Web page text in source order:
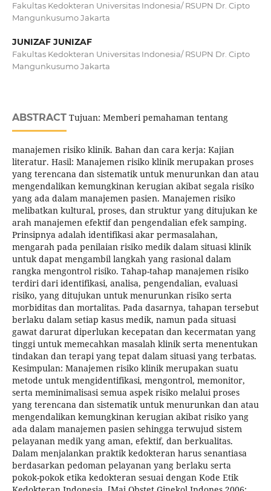
Fakultas Kedokteran Universitas Indonesia/ RSUPN Dr. Cipto
Mangunkusumo Jakarta
JUNIZAF JUNIZAF
Fakultas Kedokteran Universitas Indonesia/ RSUPN Dr. Cipto
Mangunkusumo Jakarta
ABSTRACTTujuan: Memberi pemahaman tentang
manajemen risiko klinik. Bahan dan cara kerja: Kajian
literatur. Hasil: Manajemen risiko klinik merupakan proses
yang terencana dan sistematik untuk menurunkan dan atau
mengendalikan kemungkinan kerugian akibat segala risiko
yang ada dalam manajemen pasien. Manajemen risiko
melibatkan kultural, proses, dan struktur yang ditujukan ke
arah manajemen efektif dan pengendalian efek samping.
Prinsipnya adalah identifikasi akar permasalahan,
mengarah pada penilaian risiko medik dalam situasi klinik
untuk dapat mengambil langkah yang rasional dalam
rangka mengontrol risiko. Tahap-tahap manajemen risiko
terdiri dari identifikasi, analisa, pengendalian, evaluasi
risiko, yang ditujukan untuk menurunkan risiko serta
morbiditas dan mortalitas. Pada dasarnya, tahapan tersebut
berlaku dalam setiap kasus medik, namun pada situasi
gawat darurat diperlukan kecepatan dan kecermatan yang
tinggi untuk memecahkan masalah klinik serta menentukan
tindakan dan terapi yang tepat dalam situasi yang terbatas.
Kesimpulan: Manajemen risiko klinik merupakan suatu
metode untuk mengidentifikasi, mengontrol, memonitor,
serta meminimalisasi semua aspek risiko melalui proses
yang terencana dan sistematik untuk menurunkan dan atau
mengendalikan kemungkinan kerugian akibat risiko yang
ada dalam manajemen pasien sehingga terwujud sistem
pelayanan medik yang aman, efektif, dan berkualitas.
Dalam menjalankan praktik kedokteran harus senantiasa
berdasarkan pedoman pelayanan yang berlaku serta
pokok-pokok etika kedokteran sesuai dengan Kode Etik